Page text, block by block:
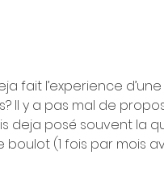
fait l’experience d’une
Il y a pas mal de
deja posé souvent la
boulot (1 fois par mois